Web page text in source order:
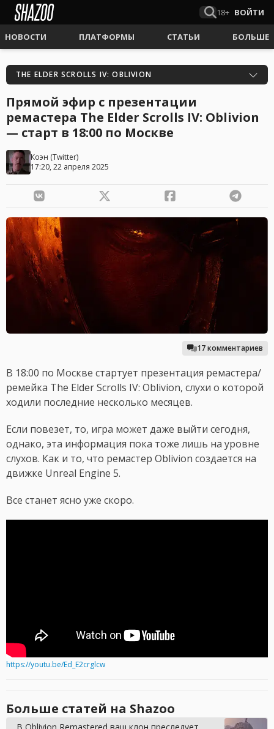
18+ ВОЙТИ
НОВОСТИ ПЛАТФОРМЫ СТАТЬИ БОЛЬШЕ
THE ELDER SCROLLS IV: OBLIVION
Прямой эфир с презентации
ремастера The Elder Scrolls IV: Oblivion
— старт в 18:00 по Москве
Коэн (Twitter)
17:20, 22 апреля 2025
17 комментариев
В 18:00 по Москве стартует презентация ремастера/
ремейка The Elder Scrolls IV: Oblivion, слухи о которой
ходили последние несколько месяцев.
Если повезет, то, игра может даже выйти сегодня,
однако, эта информация пока тоже лишь на уровне
слухов. Как и то, что ремастер Oblivion создается на
движке Unreal Engine 5.
Все станет ясно уже скоро.
https://youtu.be/Ed_E2crglcw
Больше статей на Shazoo